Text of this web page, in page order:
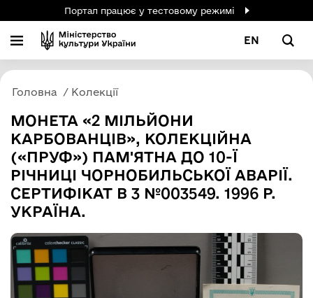
Портал працює у тестовому режимі
EN
Головна Колекції
МОНЕТА «2 МІЛЬЙОНИ
КАРБОВАНЦІВ», КОЛЕКЦІЙНА
(«ПРУФ») ПАМ'ЯТНА ДО 10-Ї
РІЧНИЦІ ЧОРНОБИЛЬСЬКОЇ АВАРІЇ.
СЕРТИФІКАТ В 3 №003549. 1996 Р.
УКРАЇНА.